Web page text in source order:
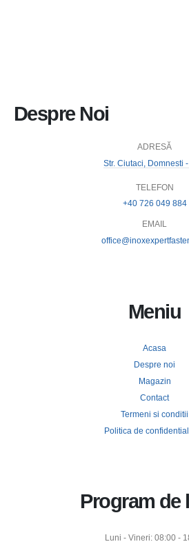
Despre Noi
ADRESĂ
Str. Ciutaci, Domnesti
TELEFON
+40 726 049 884
EMAIL
Meniu
Acasa
Despre noi
Magazin
Contact
Termeni si conditii
Politica de
Program de
Luni - Vineri: 08:00 -